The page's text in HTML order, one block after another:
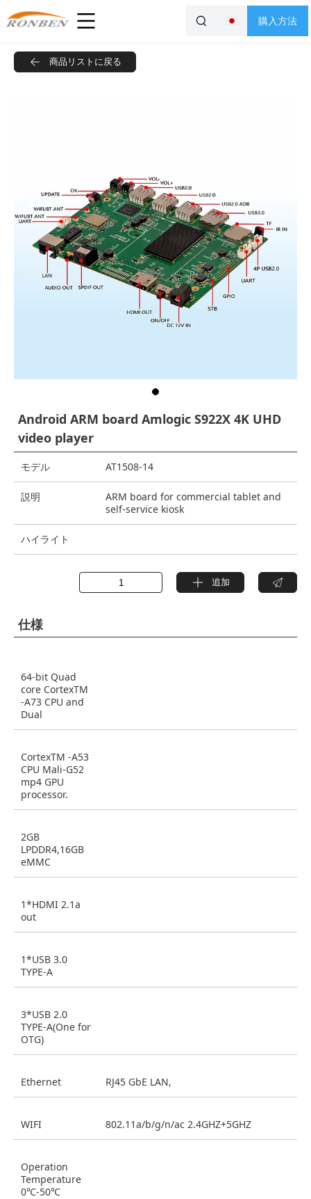
購入方法
商品リストに戻る
Android ARM board Amlogic S922X 4K UHD
video player
モデル AT1508-14
説明
ARM board for commercial tablet and
self-service kiosk
ハイライト
追加
仕様
64-bit Quad
core CortexTM
-A73 CPU and
Dual
CortexTM -A53
CPU Mali-G52
mp4 GPU
processor.
2GB
LPDDR4,16GB
eMMC
1*HDMI 2.1a
out
1*USB 3.0
TYPE-A
3*USB 2.0
TYPE-A(One for
OTG)
Ethernet RJ45 GbE LAN,
WIFI 802.11a/b/g/n/ac 2.4GHZ+5GHZ
Operation
Temperature
0℃-50℃